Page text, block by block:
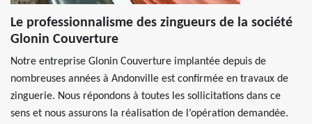
Le professionnalisme des zingueurs de la société
Glonin Couverture
Notre entreprise Glonin Couverture implantée depuis de
nombreuses années à Andonville est confirmée en travaux de
zinguerie. Nous répondons à toutes les sollicitations dans ce
sens et nous assurons la réalisation de l’opération demandée.